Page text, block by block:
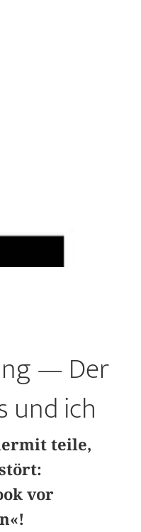
— Der
und ich
teile,
vor